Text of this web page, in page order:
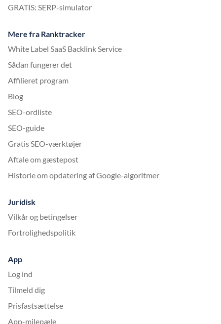
GRATIS: SERP-simulator
Mere fra Ranktracker
White Label SaaS Backlink Service
Sådan fungerer det
Affilieret program
Blog
SEO-ordliste
SEO-guide
Gratis SEO-værktøjer
Aftale om gæstepost
Historie om opdatering af Google-algoritmer
Juridisk
Vilkår og betingelser
Fortrolighedspolitik
App
Log ind
Tilmeld dig
Prisfastsættelse
App-milepæle